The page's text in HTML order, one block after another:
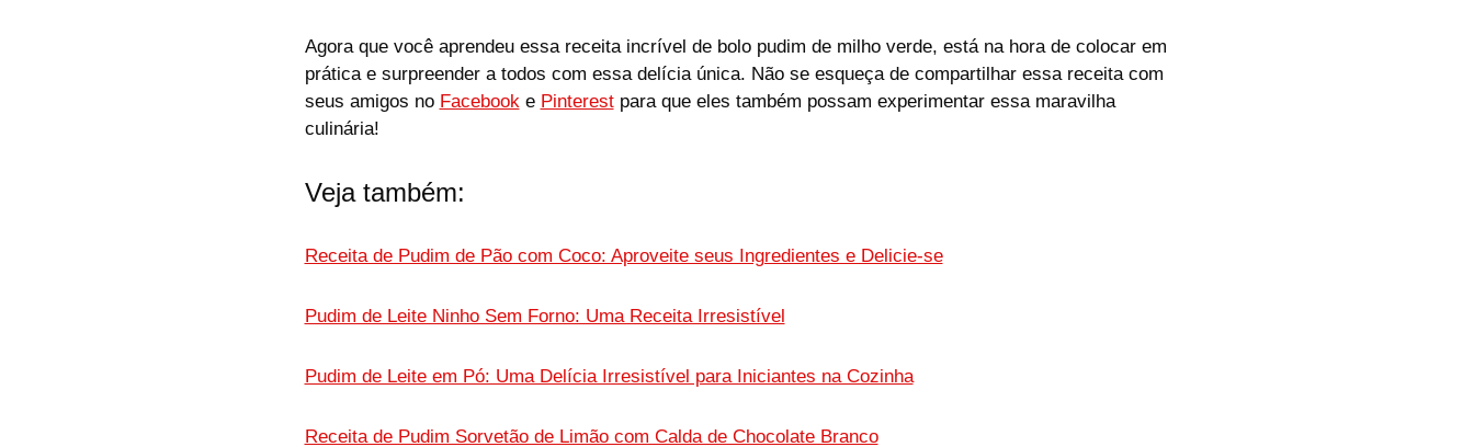
Agora que você aprendeu essa receita incrível de bolo pudim de milho verde, está na hora de colocar em
prática e surpreender a todos com essa delícia única. Não se esqueça de compartilhar essa receita com
seus amigos no Facebooke Pinterestpara que eles também possam experimentar essa maravilha
culinária!
Veja também:
Receita de Pudim de Pão com Coco: Aproveite seus Ingredientes e Delicie-se
Pudim de Leite Ninho Sem Forno: Uma Receita Irresistível
Pudim de Leite em Pó: Uma Delícia Irresistível para Iniciantes na Cozinha
Receita de Pudim Sorvetão de Limão com Calda de Chocolate Branco